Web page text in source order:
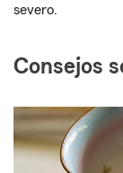
severo.
Consejos